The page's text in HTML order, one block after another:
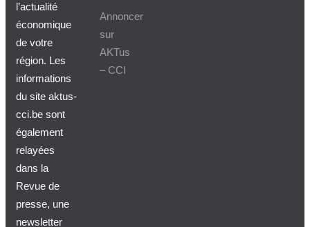
l’actualité
économique
de votre
région. Les
informations
du site aktus-
cci.be sont
également
relayées
dans la
Revue de
presse, une
newsletter
Annoncer
sur
AKTus
– CCI